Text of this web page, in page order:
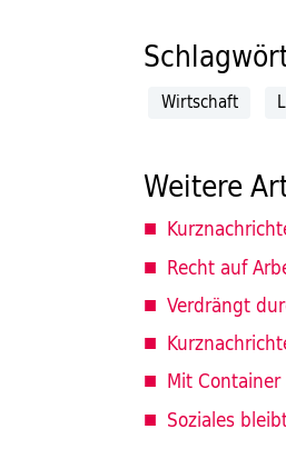
Wirtschaft
Weitere
Recht auf
Verdrängt
Mit
Soziales